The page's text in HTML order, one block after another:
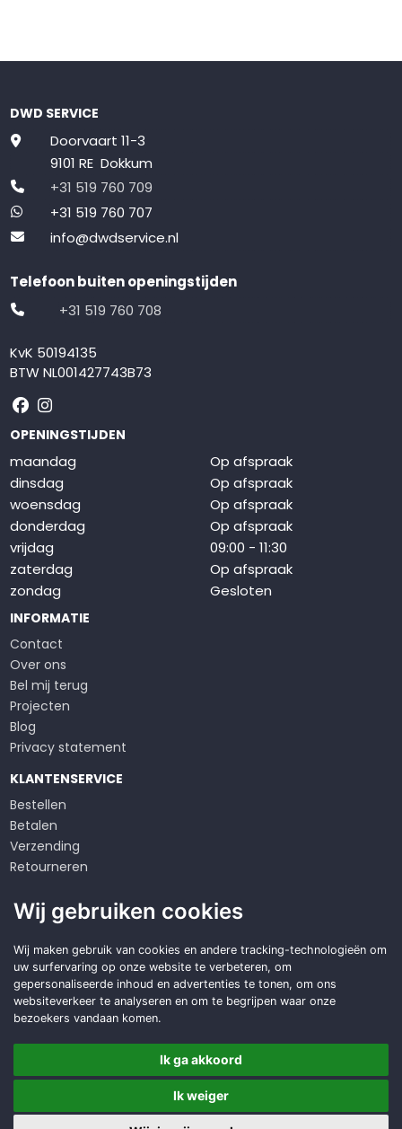
DWD SERVICE
Doorvaart 11-3
9101 RE Dokkum
+31 519 760 709
+31 519 760 707
info@dwdservice.nl
Telefoon buiten openingstijden
+31 519 760 708
KvK 50194135
BTW NL001427743B73
Volg ons op Facebook
Volg ons op Instagram
OPENINGSTIJDEN
maandag
Op afspraak
dinsdag
Op afspraak
woensdag
Op afspraak
donderdag
Op afspraak
vrijdag
09:00 - 11:30
zaterdag
Op afspraak
zondag
Gesloten
INFORMATIE
Contact
Over ons
Bel mij terug
Projecten
Blog
Privacy statement
KLANTENSERVICE
Bestellen
Betalen
Verzending
Retourneren
Algemene voorwaarden
Op zoek naar een
duurzameoplossing?
Offerte aanvragen
Copyright © 2026 DWD Service
Made with
BO. Be Original| Powered by BO Creator DXP®
Wij gebruiken cookies
Wij maken gebruik van cookies en andere tracking-technologieën om
uw surfervaring op onze website te verbeteren, om
gepersonaliseerde inhoud en advertenties te tonen, om ons
websiteverkeer te analyseren en om te begrijpen waar onze
bezoekers vandaan komen.
Ik ga akkoord
Ik weiger